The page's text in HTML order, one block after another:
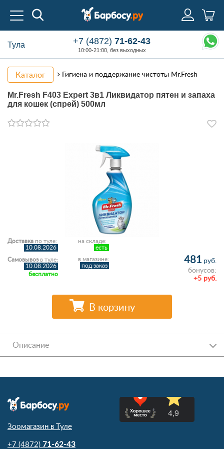
Тула +7 (4872)71-62-43
10:00-21:00, без выходных
Каталог Гигиена и поддержание чистоты Mr.Fresh
Mr.Fresh F403 Expert 3в1 Ликвидатор пятен и запаха
для кошек (спрей) 500мл
на складе:
есть
в магазине:
под заказ
Доставка по туле:
10.08.2026
Самовывозв туле:
10.08.2026
бесплатно
481 руб.
бонусов:
+5 руб.
В корзину
Описание
Зоомагазин в Туле
+7 (4872) 71-62-43